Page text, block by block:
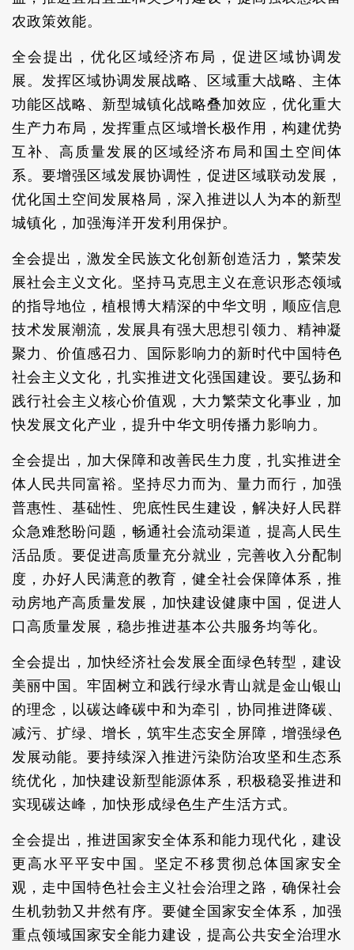
农政策效能。
全会提出，优化区域经济布局，促进区域协调发
展。发挥区域协调发展战略、区域重大战略、主体
功能区战略、新型城镇化战略叠加效应，优化重大
生产力布局，发挥重点区域增长极作用，构建优势
互补、高质量发展的区域经济布局和国土空间体
系。要增强区域发展协调性，促进区域联动发展，
优化国土空间发展格局，深入推进以人为本的新型
城镇化，加强海洋开发利用保护。
全会提出，激发全民族文化创新创造活力，繁荣发
展社会主义文化。坚持马克思主义在意识形态领域
的指导地位，植根博大精深的中华文明，顺应信息
技术发展潮流，发展具有强大思想引领力、精神凝
聚力、价值感召力、国际影响力的新时代中国特色
社会主义文化，扎实推进文化强国建设。要弘扬和
践行社会主义核心价值观，大力繁荣文化事业，加
快发展文化产业，提升中华文明传播力影响力。
全会提出，加大保障和改善民生力度，扎实推进全
体人民共同富裕。坚持尽力而为、量力而行，加强
普惠性、基础性、兜底性民生建设，解决好人民群
众急难愁盼问题，畅通社会流动渠道，提高人民生
活品质。要促进高质量充分就业，完善收入分配制
度，办好人民满意的教育，健全社会保障体系，推
动房地产高质量发展，加快建设健康中国，促进人
口高质量发展，稳步推进基本公共服务均等化。
全会提出，加快经济社会发展全面绿色转型，建设
美丽中国。牢固树立和践行绿水青山就是金山银山
的理念，以碳达峰碳中和为牵引，协同推进降碳、
减污、扩绿、增长，筑牢生态安全屏障，增强绿色
发展动能。要持续深入推进污染防治攻坚和生态系
统优化，加快建设新型能源体系，积极稳妥推进和
实现碳达峰，加快形成绿色生产生活方式。
全会提出，推进国家安全体系和能力现代化，建设
更高水平平安中国。坚定不移贯彻总体国家安全
观，走中国特色社会主义社会治理之路，确保社会
生机勃勃又井然有序。要健全国家安全体系，加强
重点领域国家安全能力建设，提高公共安全治理水